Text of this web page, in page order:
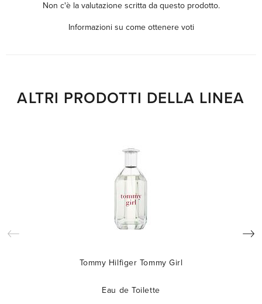
Non c'è la valutazione scritta da questo prodotto.
Informazioni su come ottenere voti
ALTRI PRODOTTI DELLA LINEA
Tommy Hilfiger Tommy Girl
Eau de Toilette